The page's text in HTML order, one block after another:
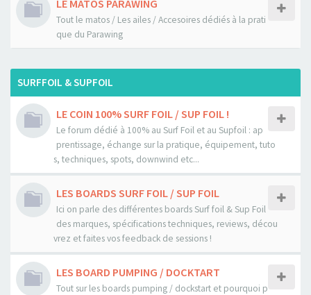
LE MATOS PARAWING
Tout le matos / Les ailes / Accesoires dédiés à la prati
que du Parawing
SURFFOIL & SUPFOIL
LE COIN 100% SURF FOIL / SUP FOIL !
Le forum dédié à 100% au Surf Foil et au Supfoil : ap
prentissage, échange sur la pratique, équipement, tuto
s, techniques, spots, downwind etc...
LES BOARDS SURF FOIL / SUP FOIL
Ici on parle des différentes boards Surf foil & Sup Foil
des marques, spécifications techniques, reviews, décou
vrez et faites vos feedback de sessions !
LES BOARD PUMPING / DOCKTART
Tout sur les boards pumping / dockstart et pourquoi p